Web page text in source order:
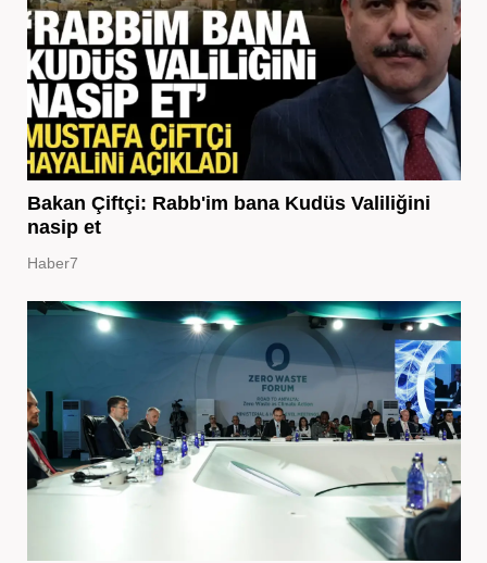
Bakan Çiftçi: Rabb'im bana Kudüs Valiliğini
nasip et
Haber7